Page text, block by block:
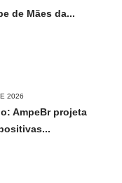
de Mães da...
2026
AmpeBr projeta